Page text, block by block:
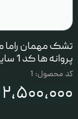
تشک مهمان
پروانه ها کد 1 سایز 90×190 سانتی متر
کد محصول: 1
۲,۵۰۰,۰۰۰ تومان